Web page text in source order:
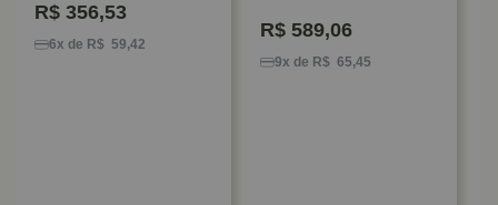
R$ 356,53
6x de R$ 59,42
R$ 589,06
9x de R$ 65,45